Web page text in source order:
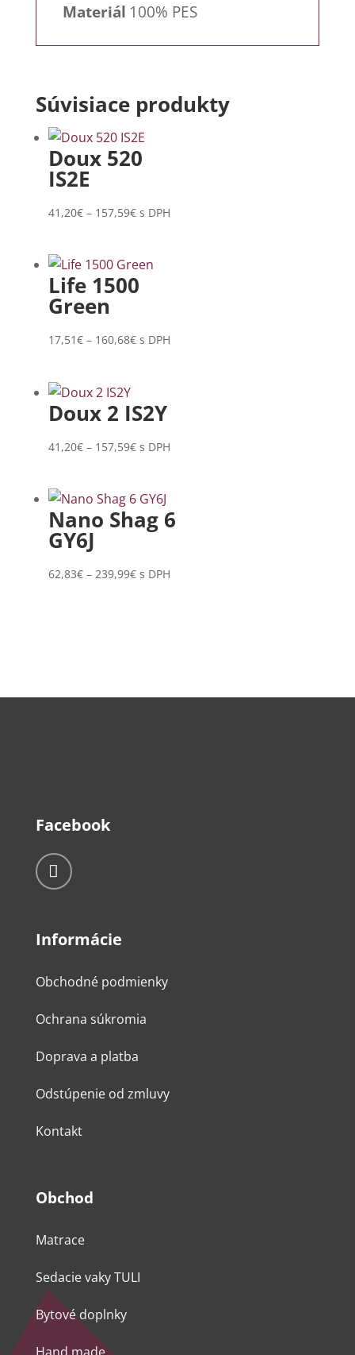
Materiál 100% PES
Súvisiace produkty
Doux 520
IS2E
41,20€ – 157,59€Price
through
157,59€
s DPH
Life 1500
Green
17,51€ – 160,68€Price
160,68€
s DPH
Doux 2 IS2Y
41,20€ – 157,59€Price
through
157,59€
s DPH
Nano Shag 6
GY6J
62,83€ – 239,99€Price
s DPH
Facebook
Informácie
Obchodné podmienky
Ochrana súkromia
Doprava a platba
Odstúpenie od zmluvy
Kontakt
Obchod
Matrace
Sedacie vaky TULI
Bytové doplnky